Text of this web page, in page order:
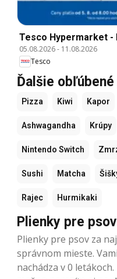
Tesco Hypermarket -
05.08.2026- 11.08.2026
Tesco
Ďalšie
Pizza Kiwi Kapor
Ashwagandha Krúpy
Nintendo Switch
Sushi Matcha
Rajec Hurmikaki
Plienky pre
Plienky pre psov za
správnom mieste.
nachádza v 0